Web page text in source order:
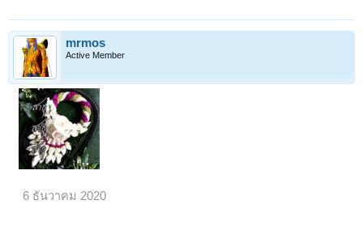
mrmos
Active Member
6 ธันวาคม 2020